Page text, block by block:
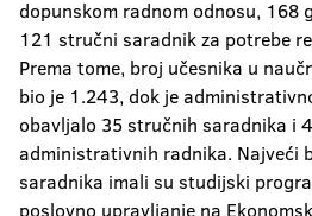
dopunskom radnom odnosu, 168
121 stručni saradnik za potrebe
Prema tome, broj učesnika u
bio je 1.243, dok je
obavljalo 35 stručnih saradnika i
administrativnih radnika. Najveći
saradnika imali su studijski
poslovno upravljanje na